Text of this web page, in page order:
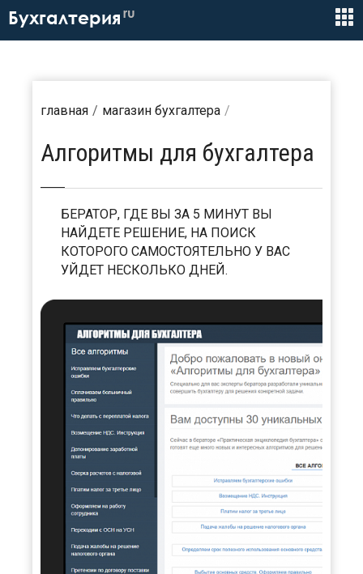
Бухгалтерия ru
главная магазин бухгалтера
Алгоритмы для бухгалтера
БЕРАТОР, ГДЕ ВЫ ЗА 5 МИНУТ ВЫ
НАЙДЕТЕ РЕШЕНИЕ, НА ПОИСК
КОТОРОГО САМОСТОЯТЕЛЬНО У ВАС
УЙДЕТ НЕСКОЛЬКО ДНЕЙ.